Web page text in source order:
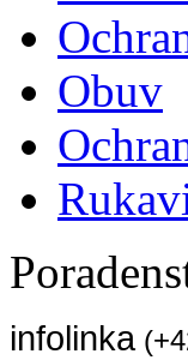
Obuv
infolinka